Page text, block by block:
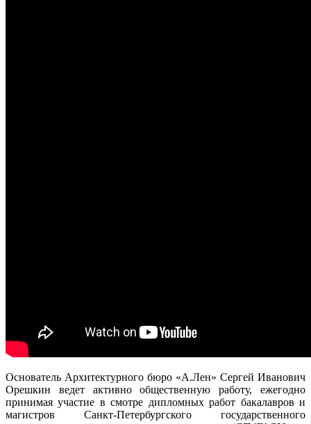
Основатель Архитектурного бюро «А.Лен» Сергей Иванович
Орешкин ведет активно общественную работу, ежегодно
принимая участие в смотре дипломных работ бакалавров и
магистров Санкт-Петербургского государственного